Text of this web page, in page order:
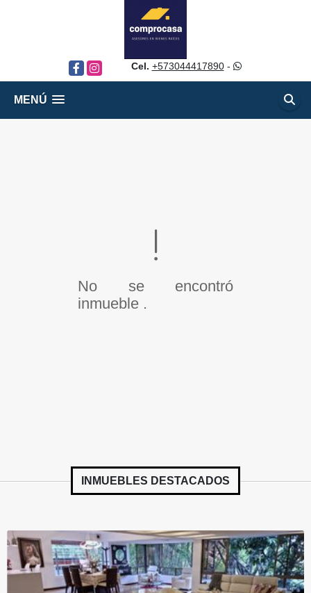
FacebookInstagram Cel. +573044417890-
MENÚ
No se encontró
inmueble .
INMUEBLES DESTACADOS